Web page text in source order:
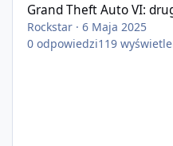
Grand Theft Auto VI:
Rockstar ·6 Maja 2025
0 odpowiedzi119